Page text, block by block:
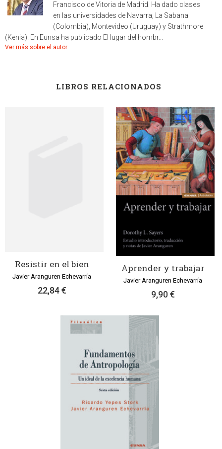
Francisco de Vitoria de Madrid. Ha dado clases
en las universidades de Navarra, La Sabana
(Colombia), Montevideo (Uruguay) y Strathmore
(Kenia). En Eunsa ha publicado El lugar del hombr...
Ver más sobre el autor
LIBROS RELACIONADOS
Resistir en el bien
Javier Aranguren Echevarría
22,84 €
Aprender y trabajar
Javier Aranguren Echevarría
9,90 €